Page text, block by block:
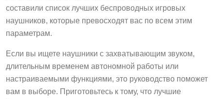
составили список лучших беспроводных игровых
наушников, которые превосходят вас по всем этим
параметрам.
Если вы ищете наушники с захватывающим звуком,
длительным временем автономной работы или
настраиваемыми функциями, это руководство поможет
вам в выборе. Приготовьтесь к тому, что лучшие